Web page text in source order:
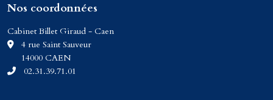
Nos coordonnées
Cabinet Billet Giraud - Caen
4 rue Saint Sauveur
14000 CAEN
02.31.39.71.01